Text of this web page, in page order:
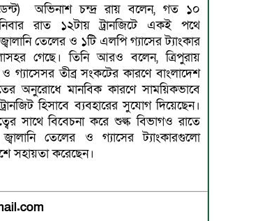
অভিনাশ চন্দ্র রায় বলেন, গত ১০
রাত ১২টায় ট্রানজিটে একই পথে
তেলের ও ১টি এলপি গ্যাসের ট্যাংকার
সহায়তা করেছেন।